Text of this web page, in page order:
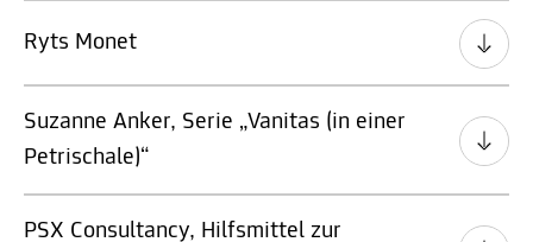
Ryts Monet
Suzanne Anker, Serie „Vanitas (in einer
Petrischale)“
PSX Consultancy, Hilfsmittel zur